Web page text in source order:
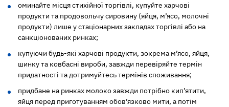
оминайте місця стихійної торгівлі, купуйте харчові
продукти та продовольчу сировину (яйця, м’ясо, молочні
продукти) лише у стаціонарних закладах торгівлі або на
санкціонованих ринках;
купуючи будь-які харчові продукти, зокрема м’ясо, яйця,
шинку та ковбасні вироби, завжди перевіряйте термін
придатності та дотримуйтесь термінів споживання;
придбане на ринках молоко завжди потрібно кип’ятити,
яйця перед приготуванням обов’язково мити, а потім